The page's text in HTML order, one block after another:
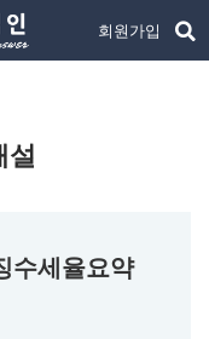
회원가입
설
수세율요약